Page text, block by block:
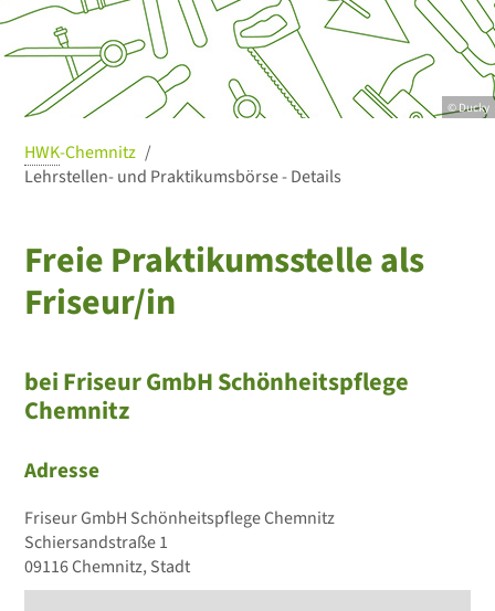
© Ducky
HWK-Chemnitz
Lehrstellen- und Praktikumsbörse - Details
Freie Praktikumsstelle als
Friseur/in
bei Friseur GmbH Schönheitspflege
Chemnitz
Adresse
Friseur GmbH Schönheitspflege Chemnitz
Schiersandstraße 1
09116 Chemnitz, Stadt